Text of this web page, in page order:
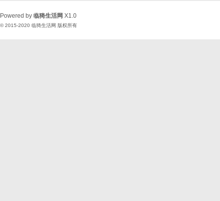
Powered by 临猗生活网 X1.0
© 2015-2020 临猗生活网 版权所有